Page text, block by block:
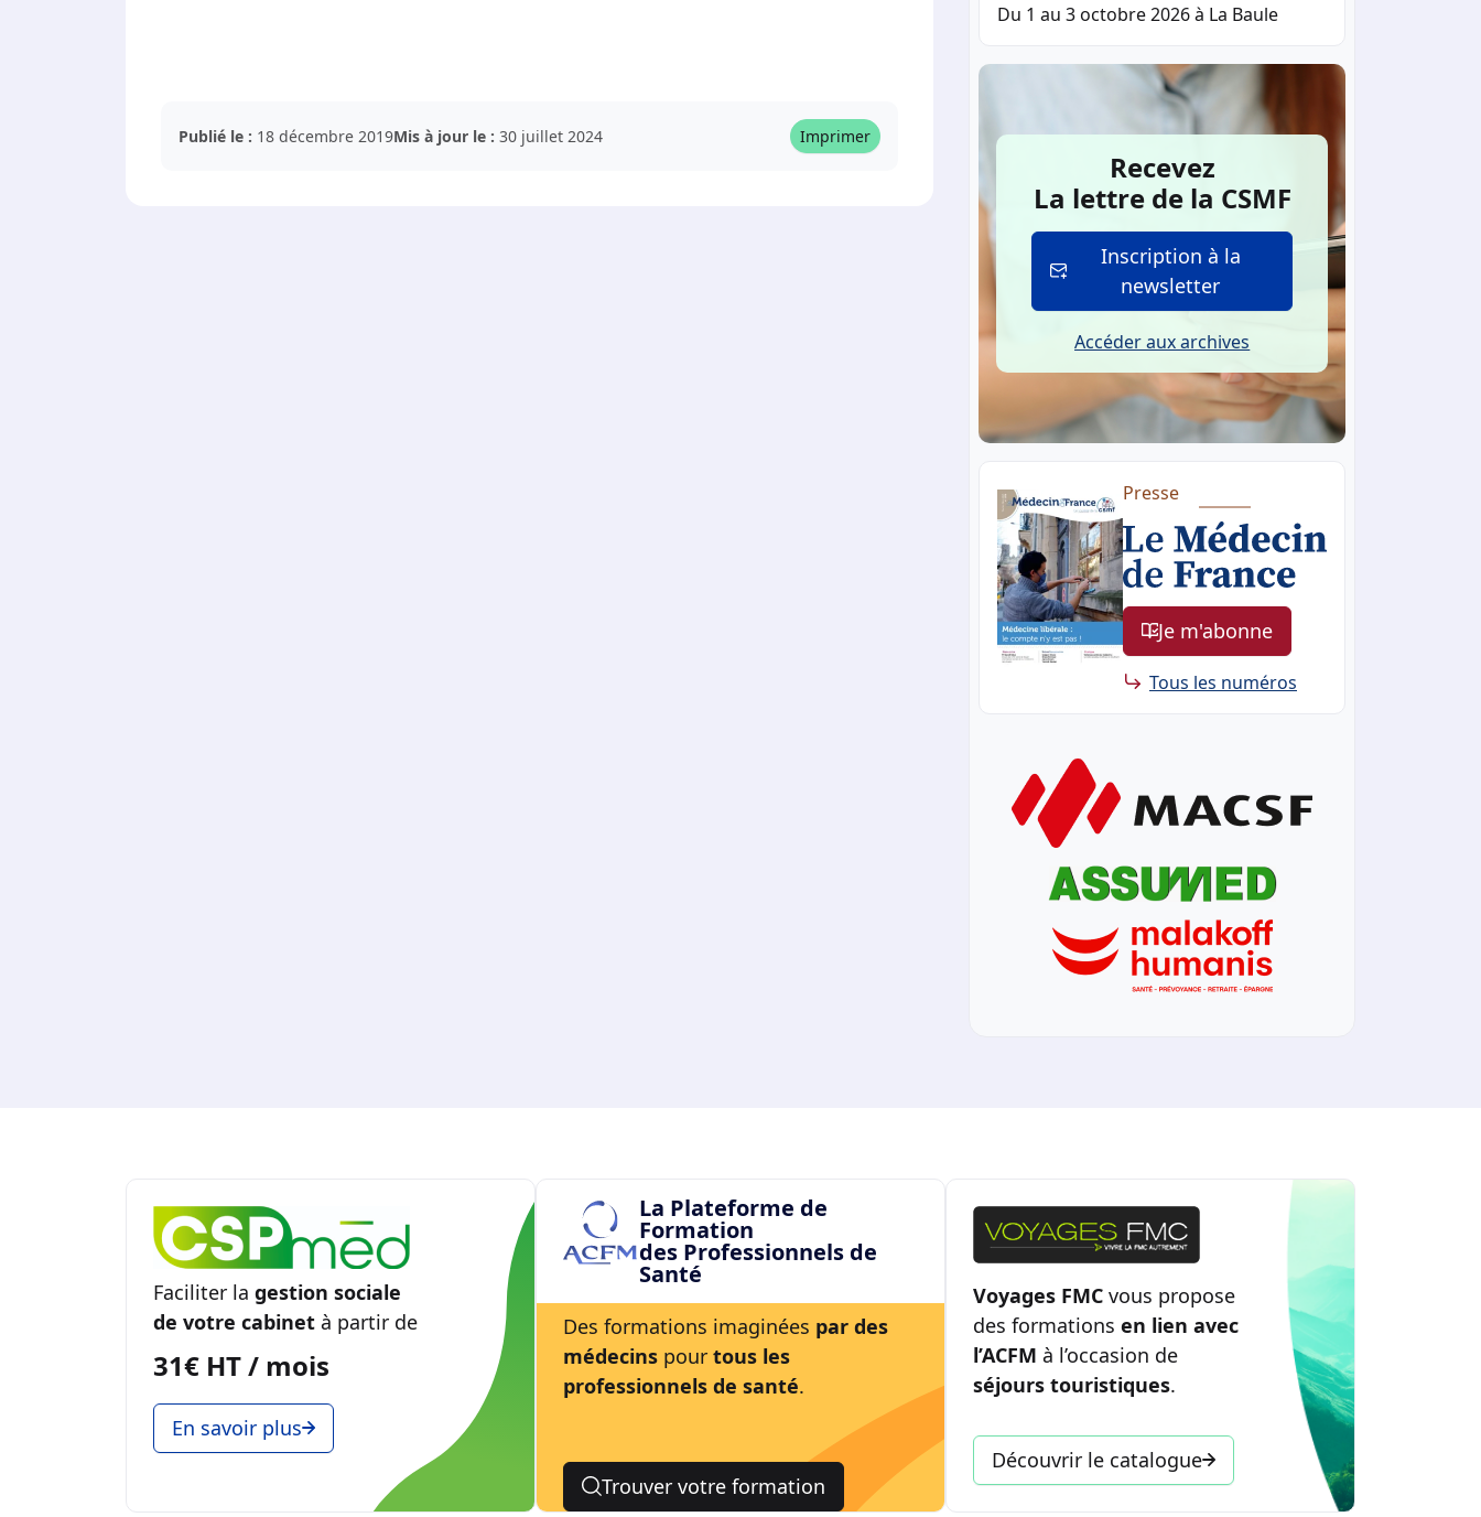
Publié le : 18 décembre 2019Mis à jour le : 30 juillet 2024 Imprimer
Du 1 au 3 octobre 2026 à La Baule
Recevez
La lettre de la CSMF
Inscription à la
newsletter
Accéder aux archives
Presse
Je m'abonne
Tous les numéros
Faciliter la gestion sociale
de votre cabinet à partir de
31€ HT / mois
En savoir plus
La Plateforme de
Formation
des Professionnels de
Santé
Des formations imaginées par des
médecins pour tous les
professionnels de santé.
Trouver votre formation
Voyages FMC vous propose
des formations en lien avec
l’ACFM à l’occasion de
séjours touristiques.
Découvrir le catalogue